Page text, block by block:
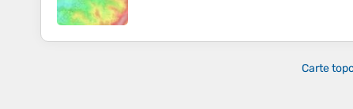
Carte